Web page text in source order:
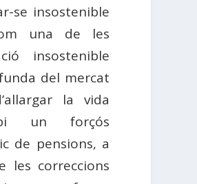
se insostenible
una de les
insostenible
del mercat
la vida
un forçós
de pensions, a
les correccions